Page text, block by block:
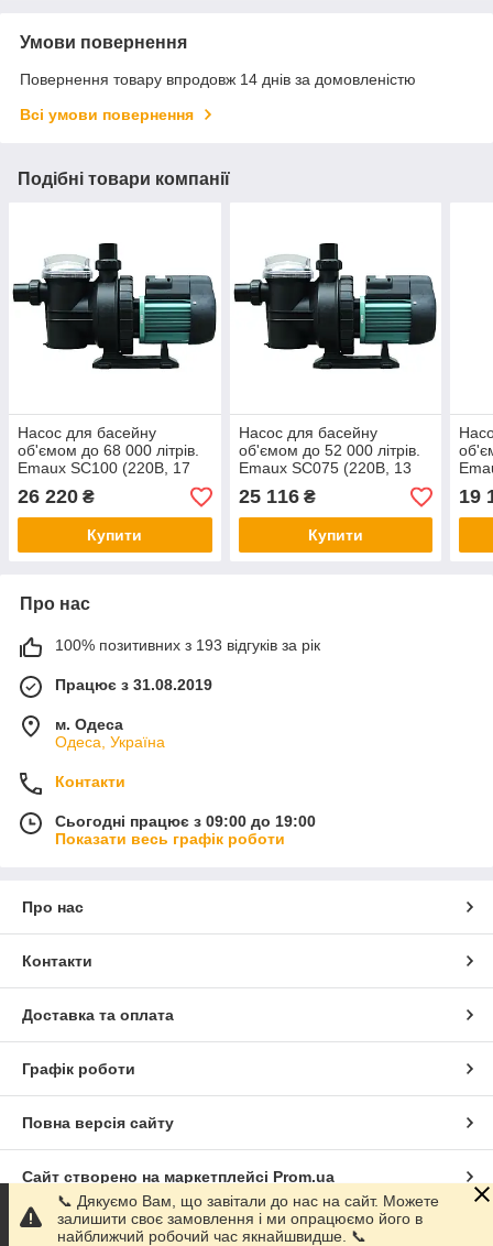
Умови повернення
Повернення товару впродовж 14 днів за домовленістю
Всі умови повернення
Подібні товари компанії
Насос для басейну
об'ємом до 68 000 літрів.
Emaux SC100 (220В, 17
м3/год, 1HP)
26 220 ₴
Купити
Насос для басейну
об'ємом до 52 000 літрів.
Emaux SC075 (220В, 13
м3/год, 0.75 HP)
25 116₴
Купити
м3/
19
Про нас
100% позитивних з 193 відгуків за рік
Працює з 31.08.2019
м. Одеса
Одеса, Україна
Контакти
Сьогодні працює з 09:00 до 19:00
Показати весь графік роботи
Про нас
Контакти
Доставка та оплата
Графік роботи
Повна версія сайту
Сайт створено на маркетплейсі Prom.ua
Політика конфіденційності
📞 Дякуємо Вам, що завітали до нас на сайт. Можете
залишити своє замовлення і ми опрацюємо його в
найближчий робочий час якнайшвидше. 📞